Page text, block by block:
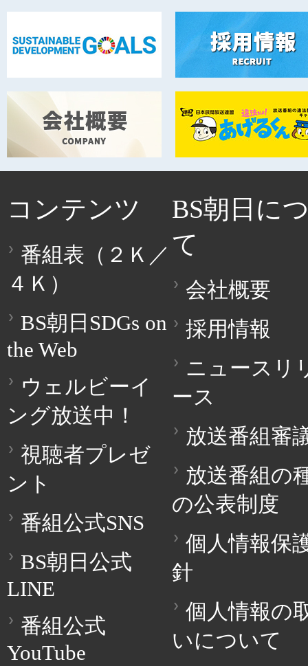
コンテンツ
番組表（２Ｋ／
４Ｋ）
BS朝日SDGs on
the Web
ウェルビーイ
ング放送中！
視聴者プレゼ
ント
番組公式SNS
BS朝日公式
LINE
番組公式
YouTube
BS朝日に
て
会社概要
採用情報
ニュースリ
ース
放送番組審
放送番組の
の公表制度
個人情報保
針
個人情報の
いについて